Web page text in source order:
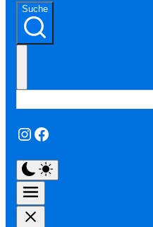
Suche
Instagram
Facebook